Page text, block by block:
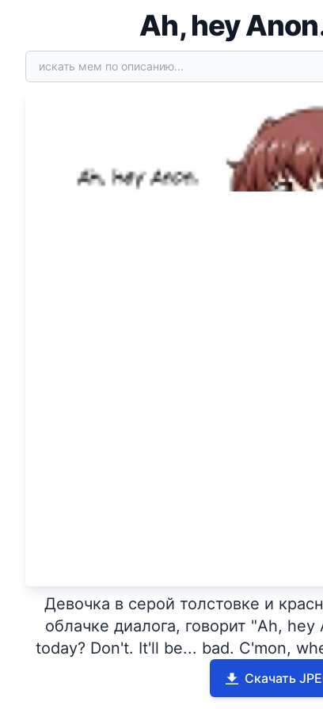
Ah, hey
Девочка в серой толстовке и
облачке диалога, говорит "Ah,
today? Don't. It'll be... bad. C'mon,
Скачать